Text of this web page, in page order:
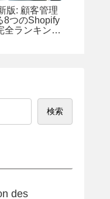
版: 顧客管理
8つのShopify
全ランキング
検索
des